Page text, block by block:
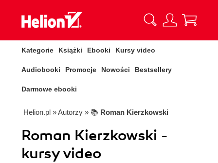
Kategorie Książki Ebooki Kursy video
Audiobooki Promocje Nowości Bestsellery
Darmowe ebooki
Helion.pl » Autorzy » 📚 Roman Kierzkowski
Roman Kierzkowski -
kursy video